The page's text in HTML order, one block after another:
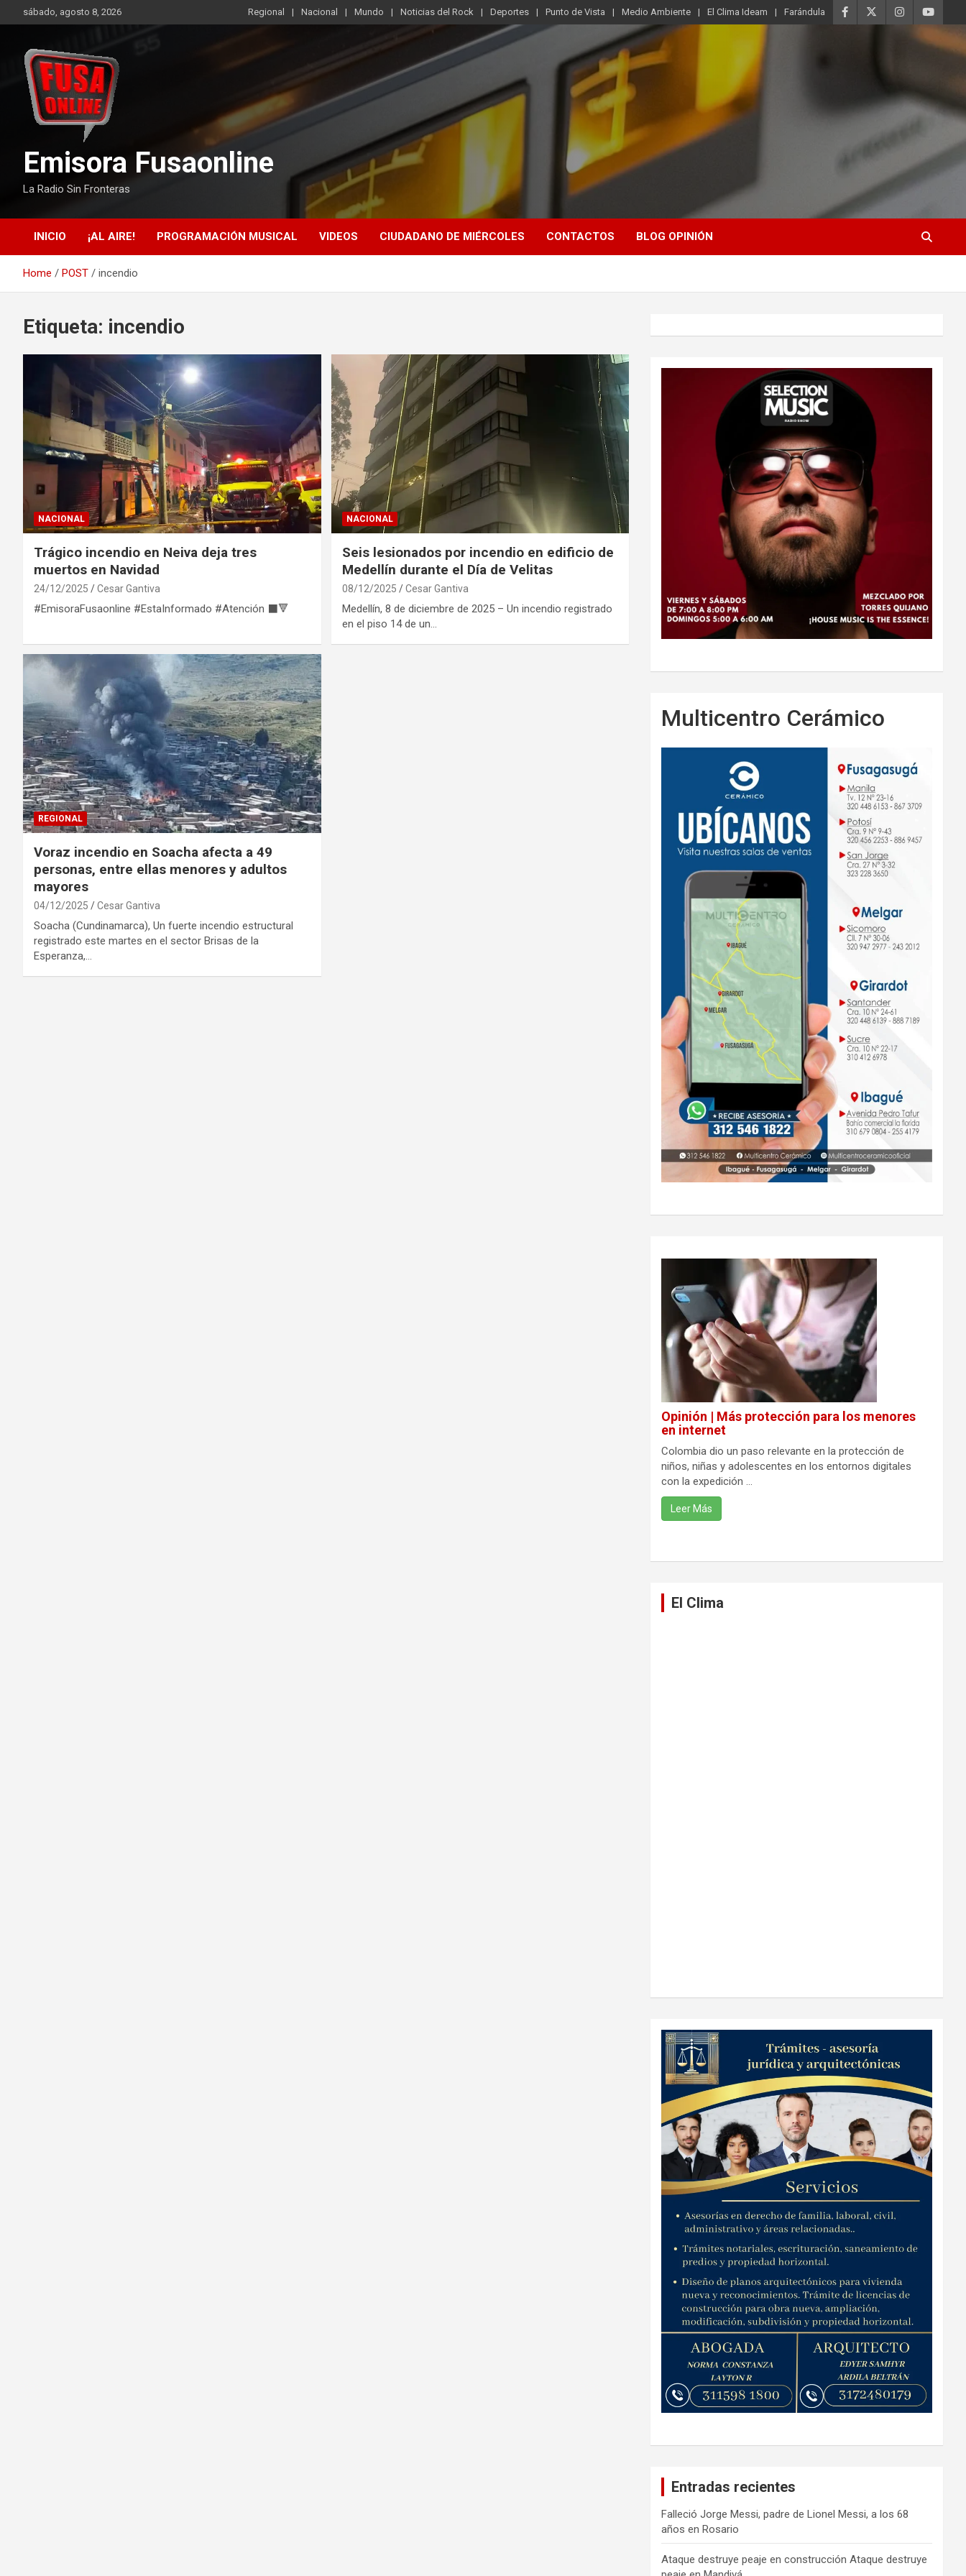
to
sábado, agosto 8, 2026 Regional Nacional Mundo Noticias del Rock Deportes Punto de Vista Medio Ambiente El Clima Ideam Farándula
Emisora Fusaonline
La Radio Sin Fronteras
INICIO ¡AL AIRE! PROGRAMACIÓN MUSICAL VIDEOS CIUDADANO DE MIÉRCOLES CONTACTOS BLOG OPINIÓN
Home POST incendio
Etiqueta: incendio
NACIONAL
Trágico incendio en Neiva deja tres
muertos en Navidad
24/12/2025 Cesar Gantiva
#EmisoraFusaonline #EstaInformado #Atención ⬛🔻
NACIONAL
Seis lesionados por incendio en edificio de
Medellín durante el Día de Velitas
08/12/2025 Cesar Gantiva
Medellín, 8 de diciembre de 2025 – Un incendio registrado
en el piso 14 de un…
REGIONAL
Voraz incendio en Soacha afecta a 49
personas, entre ellas menores y adultos
mayores
04/12/2025 Cesar Gantiva
Soacha (Cundinamarca), Un fuerte incendio estructural
registrado este martes en el sector Brisas de la
Esperanza,…
Multicentro Cerámico
Opinión | Más protección para los menores
en internet
Colombia dio un paso relevante en la protección de
niños, niñas y adolescentes en los entornos digitales
con la expedición ...
Leer Más
El Clima
Entradas recientes
Falleció Jorge Messi, padre de Lionel Messi, a los 68
años en Rosario
Ataque destruye peaje en construcción Ataque destruye